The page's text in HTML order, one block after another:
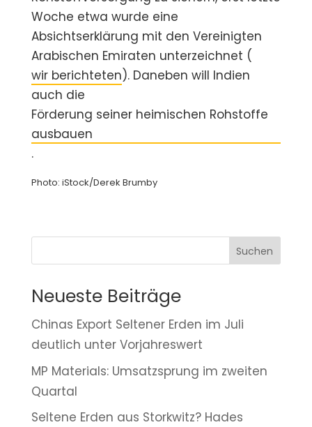
Woche etwa wurde eine
Absichtserklärung mit den Vereinigten
Arabischen Emiraten unterzeichnet (
wir berichteten). Daneben will Indien
auch die
Förderung seiner heimischen Rohstoffe
ausbauen
.
Photo: iStock/Derek Brumby
Suchen
Neueste Beiträge
Chinas Export Seltener Erden im Juli
deutlich unter Vorjahreswert
MP Materials: Umsatzsprung im zweiten
Quartal
Seltene Erden aus Storkwitz? Hades